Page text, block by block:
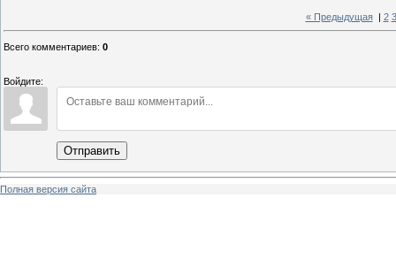
« Предыдущая| 2 3
Всего комментариев: 0
Войдите:
Отправить
Полная версия сайта